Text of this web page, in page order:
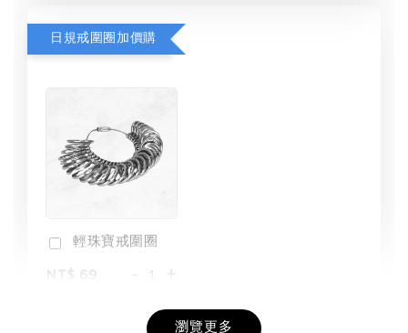
日規戒圍圈加價購
輕珠寶戒圍圈
NT$ 69
+
瀏覽更多